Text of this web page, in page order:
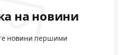
на новини
новини першими